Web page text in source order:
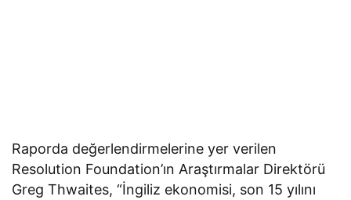
Raporda değerlendirmelerine yer verilen
Resolution Foundation’ın Araştırmalar Direktörü
Greg Thwaites, “İngiliz ekonomisi, son 15 yılını